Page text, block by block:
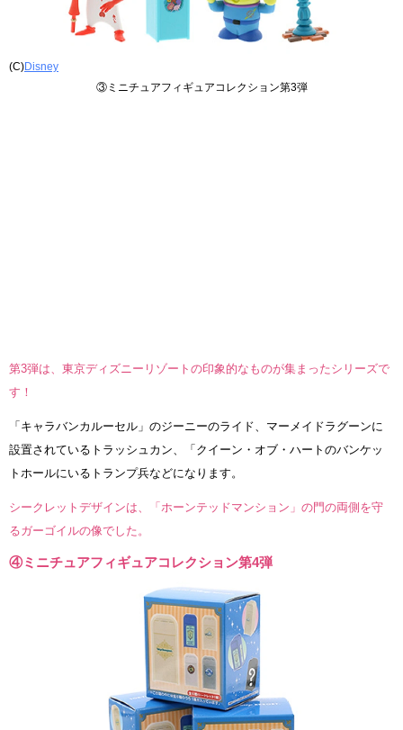
(C)Disney
③ミニチュアフィギュアコレクション第3弾
第3弾は、東京ディズニーリゾートの印象的なものが集まったシリーズで
す！
「キャラバンカルーセル」のジーニーのライド、マーメイドラグーンに
設置されているトラッシュカン、「クイーン・オブ・ハートのバンケッ
トホールにいるトランプ兵などになります。
シークレットデザインは、「ホーンテッドマンション」の門の両側を守
るガーゴイルの像でした。
④ミニチュアフィギュアコレクション第4弾